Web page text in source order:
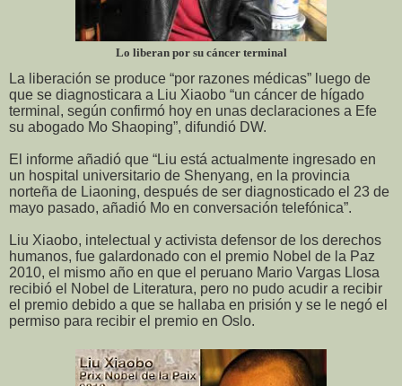
Lo liberan por su cáncer terminal
La liberación se produce “por razones médicas” luego de
que se diagnosticara a Liu Xiaobo “un cáncer de hígado
terminal, según confirmó hoy en unas declaraciones a Efe
su abogado Mo Shaoping”, difundió DW.
El informe añadió que “Liu está actualmente ingresado en
un hospital universitario de Shenyang, en la provincia
norteña de Liaoning, después de ser diagnosticado el 23 de
mayo pasado, añadió Mo en conversación telefónica”.
Liu Xiaobo, intelectual y activista defensor de los derechos
humanos, fue galardonado con el premio Nobel de la Paz
2010, el mismo año en que el peruano Mario Vargas Llosa
recibió el Nobel de Literatura, pero no pudo acudir a recibir
el premio debido a que se hallaba en prisión y se le negó el
permiso para recibir el premio en Oslo.